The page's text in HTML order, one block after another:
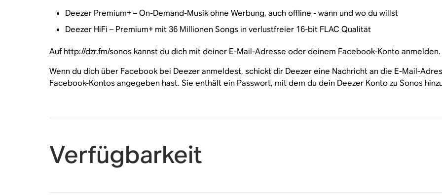
Deezer Premium+ – On-Demand-Musik ohne Werbung, auch offline - wann und wo du willst
Deezer HiFi – Premium+ mit 36 Millionen Songs in verlustfreier 16-bit FLAC Qualität
Auf http://dzr.fm/sonos kannst du dich mit deiner E-Mail-Adresse oder deinem Facebook-Konto anmelden.
Wenn du dich über Facebook bei Deezer anmeldest, schickt dir Deezer eine Nachricht an die E-Mail-
Facebook-Kontos angegeben hast. Sie enthält ein Passwort, mit dem du dein Deezer Konto zu Sonos
Verfügbarkeit